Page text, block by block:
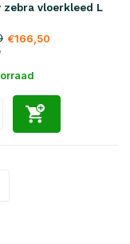
zebra vloerkleed L
€166,50